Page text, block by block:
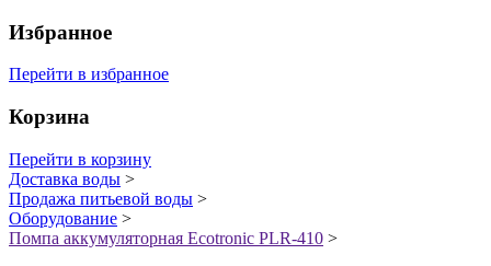
Избранное
Перейти в избранное
Корзина
Перейти в корзину
Доставка воды >
Продажа питьевой воды >
Оборудование >
Помпа аккумуляторная Ecotronic PLR-410 >